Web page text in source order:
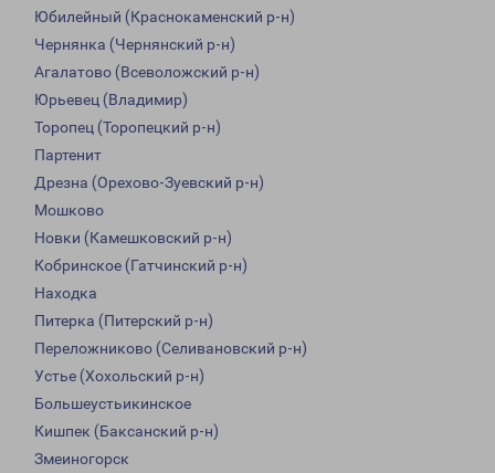
Юбилейный (Краснокаменский р-н)
Чернянка (Чернянский р-н)
Агалатово (Всеволожский р-н)
Юрьевец (Владимир)
Торопец (Торопецкий р-н)
Партенит
Дрезна (Орехово-Зуевский р-н)
Мошково
Новки (Камешковский р-н)
Кобринское (Гатчинский р-н)
Находка
Питерка (Питерский р-н)
Переложниково (Селивановский р-н)
Устье (Хохольский р-н)
Большеустьикинское
Кишпек (Баксанский р-н)
Змеиногорск